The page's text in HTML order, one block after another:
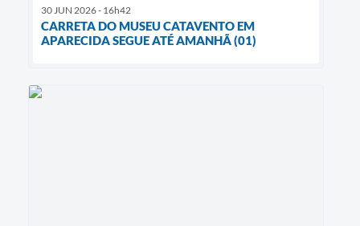
30 JUN 2026 - 16h42
CARRETA DO MUSEU CATAVENTO EM
APARECIDA SEGUE ATÉ AMANHÃ (01)